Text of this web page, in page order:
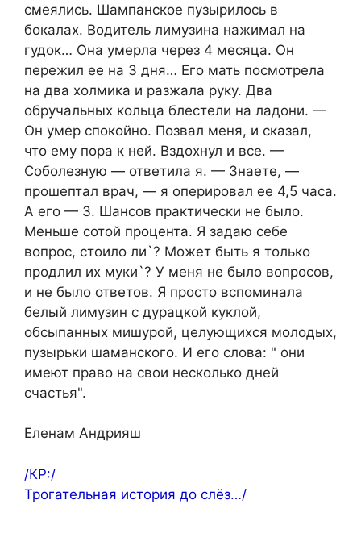
смеялись. Шампанское пузырилось в
бокалах. Водитель лимузина нажимал на
гудок… Она умерла через 4 месяца. Он
пережил ее на 3 дня… Его мать посмотрела
на два холмика и разжала руку. Два
обручальных кольца блестели на ладони. —
Он умер спокойно. Позвал меня, и сказал,
что ему пора к ней. Вздохнул и все. —
Соболезную — ответила я. — Знаете, —
прошептал врач, — я оперировал ее 4,5 часа.
А его — 3. Шансов практически не было.
Меньше сотой процента. Я задаю себе
вопрос, стоило ли`? Может быть я только
продлил их муки`? У меня не было вопросов,
и не было ответов. Я просто вспоминала
белый лимузин с дурацкой куклой,
обсыпанных мишурой, целующихся молодых,
пузырьки шаманского. И его слова: " они
имеют право на свои несколько дней
счастья".
Еленам Андрияш
/КР:/
Трогательная история до слёз…/